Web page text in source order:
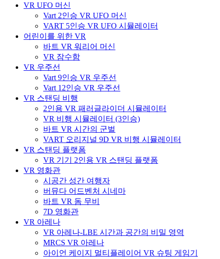
VR UFO 머신
Vart 2인승 VR UFO 머신
VART 5인승 VR UFO 시뮬레이터
어린이를 위한 VR
바트 VR 워리어 머신
VR 잠수함
VR 우주선
Vart 9인승 VR 우주선
Vart 12인승 VR 우주선
VR 스탠딩 비행
2인용 VR 패러글라이더 시뮬레이터
VR 비행 시뮬레이터 (3인승)
바트 VR 시간의 군벌
VART 오리지널 9D VR 비행 시뮬레이터
VR 스탠딩 플랫폼
VR 기기 2인용 VR 스탠딩 플랫폼
VR 영화관
시공간 성간 여행자
버뮤다 어드벤처 시네마
바트 VR 돔 무비
7D 영화관
VR 아레나
VR 아레나-LBE 시간과 공간의 비밀 영역
MRCS VR 아레나
아이언 케이지 멀티플레이어 VR 슈팅 게임기